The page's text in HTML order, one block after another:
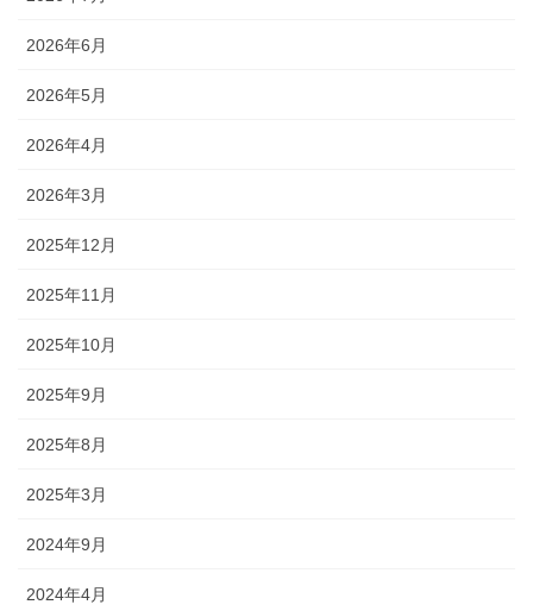
2026年6月
2026年5月
2026年4月
2026年3月
2025年12月
2025年11月
2025年10月
2025年9月
2025年8月
2025年3月
2024年9月
2024年4月